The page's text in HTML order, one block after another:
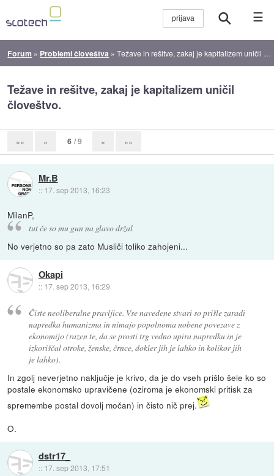
☰
Forum » Problemi človeštva »Težave in rešitve, zakaj je kapitalizem uničil človeštvo.
Težave in rešitve, zakaj je kapitalizem uničil
človeštvo.
«« « 6 / 9 » »»
Mr.B
:: 17. sep 2013, 16:23
MilanP,
tut če so mu gun na glavo držal
No verjetno so pa zato Musliči toliko zahojeni...
Okapi
:: 17. sep 2013, 16:29
Čiste neoliberalne pravljice. Vse navedene stvari so prišle zaradi
napredka humanizma in nimajo popolnoma nobene povezave z
ekonomijo (razen te, da se prosti trg vedno upira napredku in je
izkoriščal otroke, ženske, črnce, dokler jih je lahko in kolikor jih
je lahko).
In zgolj neverjetno naključje je krivo, da je do vseh prišlo šele ko so
postale ekonomsko upravičene (oziroma je ekonomski pritisk za
spremembe postal dovolj močan) in čisto nič prej.
O.
dstr17_
:: 17. sep 2013, 17:51